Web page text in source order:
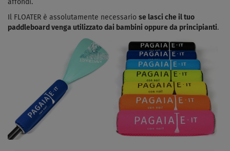
affondi.
Il FLOATER è assolutamente necessario se lasci che il tuo
paddleboard venga utilizzato dai bambini oppure da principianti.